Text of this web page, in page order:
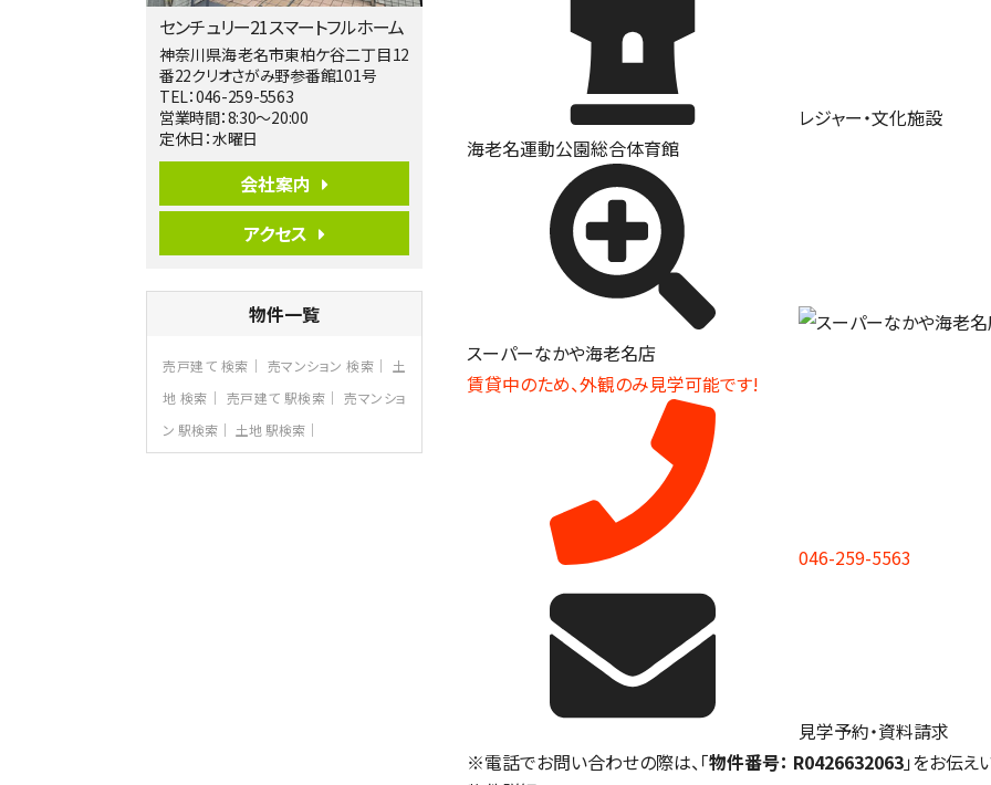
バ19分・歩8分
開放感があり日当たり良好な南西・北西角
地区画。 …
第6位
3,680万円
4ＳＬＤＫ
リビングダイニング部分の床暖房完備 車
並列2台駐…
4ＬＤＫ
さがみ野駅
る広さ…
第8位
3,990万円
4ＬＤＫ
センチュリー21スマートフルホーム
神奈川県海老名市東柏ケ谷二丁目12
番22クリオさがみ野参番館101号
TEL：046-259-5563
営業時間：8:30～20:00
定休日：水曜日
会社案内
アクセス
物件一覧
売戸建て 検索 売マンション 検索
土
地 検索
売戸建て 駅検索
売マンショ
ン 駅検索
土地 駅検索
レジャー・文化施設
海老名運動公園総合体育館
スーパーなかや海老名店
賃貸中のため、外観のみ見学可能です!
046-259-5563
見学予約・資料請求
※電話でお問い合わせの際は、「物件番号： R0426632063」をお伝え